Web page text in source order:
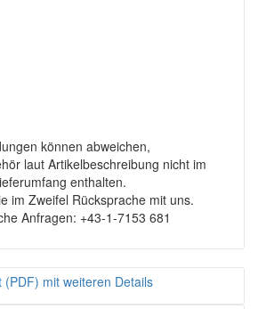
können abweichen,
laut Artikelbeschreibung nicht im
enthalten.
im Zweifel Rücksprache mit uns.
Anfragen: +43-1-7153 681
(PDF) mit weiteren Details